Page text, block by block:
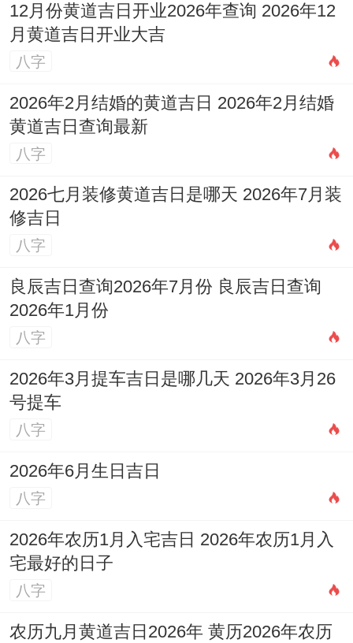
忌：掘井、理发、作灶、动土、破土、开池
吉时:寅时（03:00-05：00）、未时（13:00-
适合人群 :适合开拓新市场、新项目的商务出
行- 也适合家庭搬迁。
分析:此日值神为朱雀（黑道日）,但事项上
明确宜“出行”。冲鸡煞西、生肖属鸡者不宜
在此日出行。
日期:8月22日（星期六；农历七月初十）
宜:安机械、纳采、订盟、祭祀、祈福、求
嗣、开光、普渡、出行、出火、拆卸、修
造、动土、进人口、开市、交易、立券、移
徙、安床、栽种、上梁、纳畜、破土、移
忌 :入宅、嫁娶、掘井、牧养
吉时：巳时（09:00-11:00）、酉时（17：
00-19:00）
适合人群
大型团队考察、工程项目相关出行及文化交
12月份黄道吉日开业2026年查询 2026年12
月黄道吉日开业大吉
八字
2026年2月结婚的黄道吉日 2026年2月结婚
黄道吉日查询最新
八字
2026七月装修黄道吉日是哪天 2026年7月装
修吉日
八字
良辰吉日查询2026年7月份 良辰吉日查询
2026年1月份
八字
2026年3月提车吉日是哪几天 2026年3月26
号提车
八字
2026年6月生日吉日
八字
2026年农历1月入宅吉日 2026年农历1月入
宅最好的日子
八字
农历九月黄道吉日2026年 黄历2026年农历